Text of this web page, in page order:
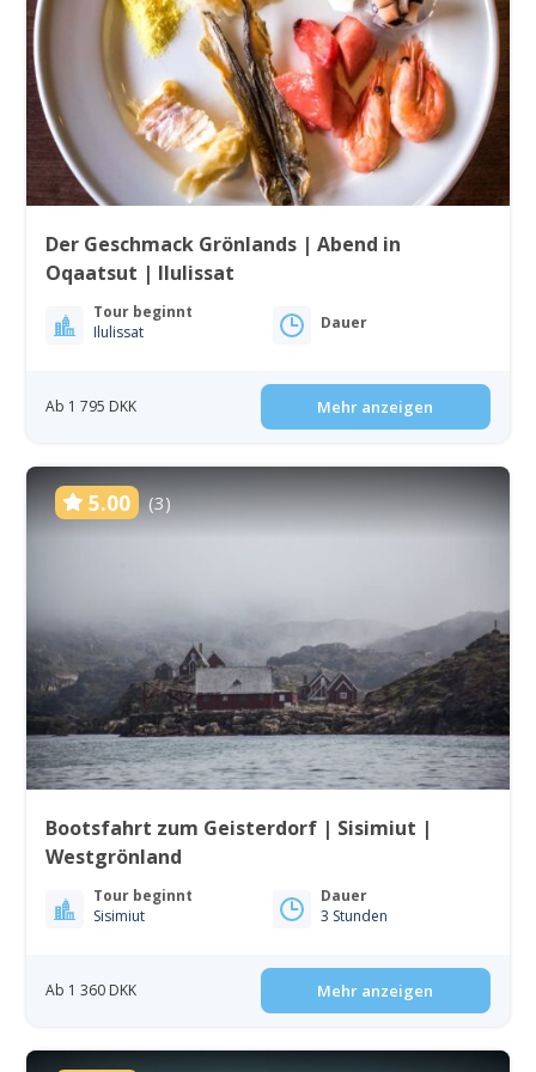
Der Geschmack Grönlands | Abend in
Oqaatsut | Ilulissat
Tour beginnt
Ilulissat
Dauer
Ab 1 795 DKK Mehr anzeigen
5.00 (3)
Bootsfahrt zum Geisterdorf | Sisimiut |
Westgrönland
Tour beginnt
Sisimiut
Dauer
3 Stunden
Ab 1 360 DKK Mehr anzeigen